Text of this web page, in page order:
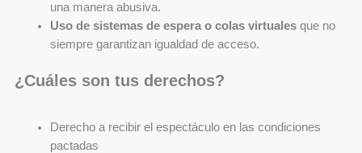
una manera abusiva.
Uso de sistemas de espera o colas virtualesque no
siempre garantizan igualdad de acceso.
¿Cuáles son tus derechos?
Derecho a recibir el espectáculo en las condiciones
pactadas